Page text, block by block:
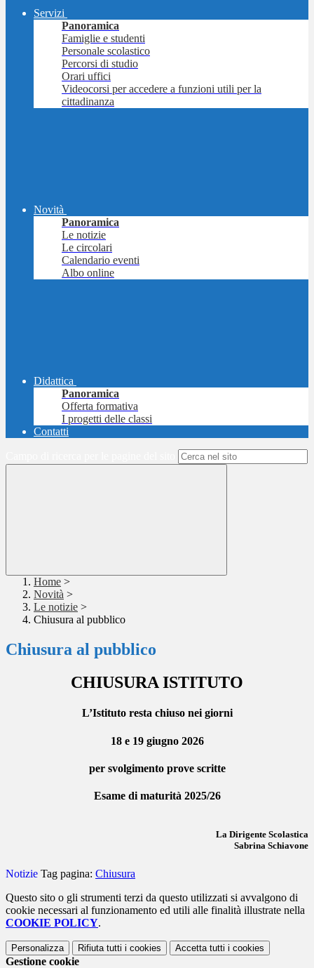
Servizi
Panoramica
Famiglie e studenti
Personale scolastico
Percorsi di studio
Orari uffici
Videocorsi per accedere a funzioni utili per la
cittadinanza
Novità
Panoramica
Le notizie
Le circolari
Calendario eventi
Albo online
Didattica
Panoramica
Offerta formativa
I progetti delle classi
Contatti
Home >
Novità >
Le notizie >
Chiusura al pubblico
Chiusura al pubblico
CHIUSURA ISTITUTO
L’Istituto resta chiuso nei giorni
18 e 19 giugno 2026
per svolgimento prove scritte
Esame di maturità 2025/26
La Dirigente Scolastica
Sabrina Schiavone
Notizie Tag pagina: Chiusura
Questo sito o gli strumenti terzi da questo utilizzati si avvalgono di
cookie necessari al funzionamento ed utili alle finalità illustrate nella
COOKIE POLICY.
Personalizza Rifiuta tutti i cookies Accetta tutti i cookies
Gestione cookie